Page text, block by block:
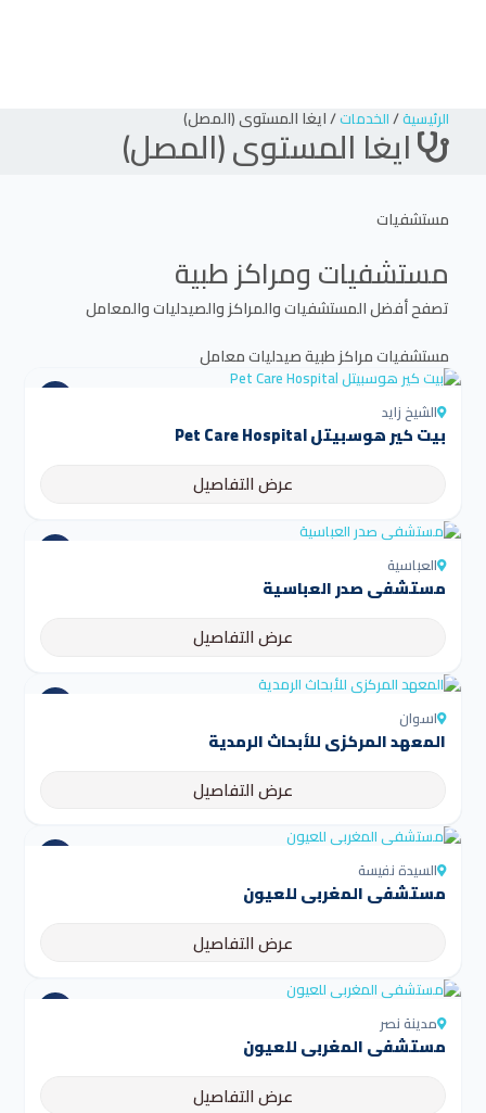
الرئيسية/الخدمات/ايغا المستوى (المصل)
ايغا المستوى (المصل)
مستشفيات
مستشفيات ومراكز طبية
تصفح أفضل المستشفيات والمراكز والصيدليات والمعامل
مستشفياتمراكز طبيةصيدلياتمعامل
الشيخ زايد
بيت كير هوسبيتل Pet Care Hospital
عرض التفاصيل
العباسية
مستشفى صدر العباسية
عرض التفاصيل
اسوان
المعهد المركزي للأبحاث الرمدية
عرض التفاصيل
السيدة نفيسة
مستشفى المغربي للعيون
عرض التفاصيل
مدينة نصر
مستشفى المغربي للعيون
عرض التفاصيل